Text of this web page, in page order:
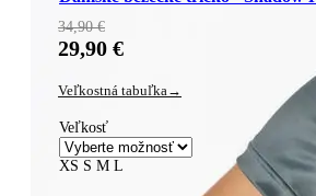
34,90€
29,90 €
Veľkostná tabuľka
Veľkosť
XS S M L